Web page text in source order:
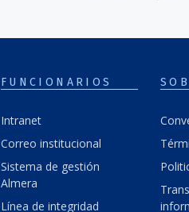
FUNCIONARIOS
Intranet
Correo institucional
Sistema de gestión
Almera
Línea de integridad